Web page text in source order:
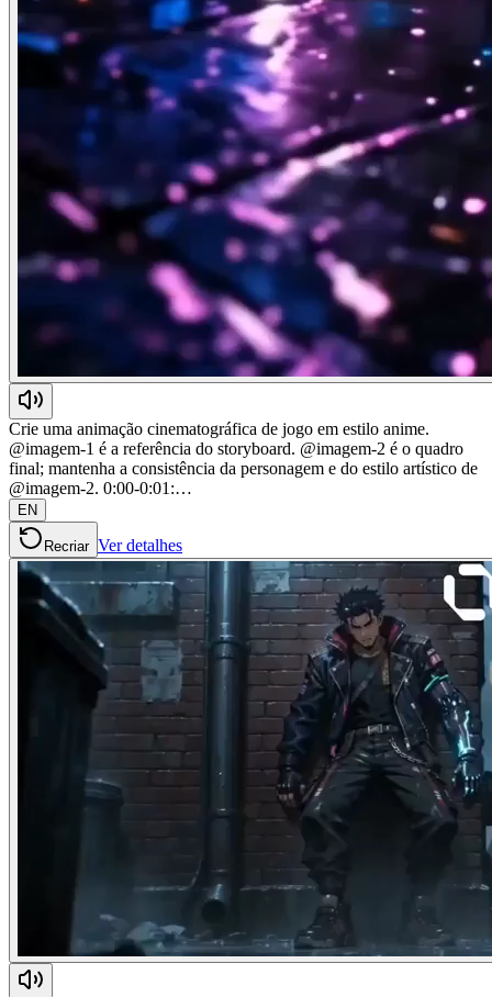
Crie uma animação cinematográfica de jogo em estilo anime.
@imagem-1 é a referência do storyboard. @imagem-2 é o quadro
final; mantenha a consistência da personagem e do estilo artístico de
@imagem-2. 0:00-0:01:…
EN
Recriar Ver detalhes